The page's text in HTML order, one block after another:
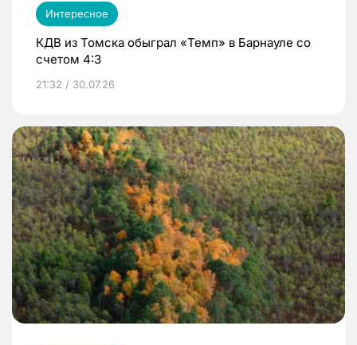
Интересное
КДВ из Томска обыграл «Темп» в Барнауле со
счетом 4:3
21:32 / 30.07.26